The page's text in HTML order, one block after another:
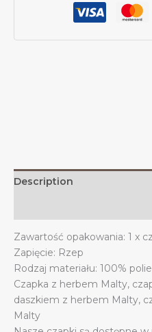
Description
Zawartość opakowania: 1 x
Zapięcie: Rzep
Rodzaj materiału: 100%
Czapka z herbem Malty,
daszkiem z herbem Malty,
Malty